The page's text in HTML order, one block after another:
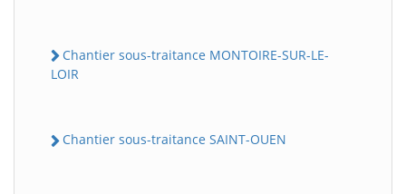
Chantier sous-traitance MONTOIRE-SUR-LE-
LOIR
Chantier sous-traitance SAINT-OUEN